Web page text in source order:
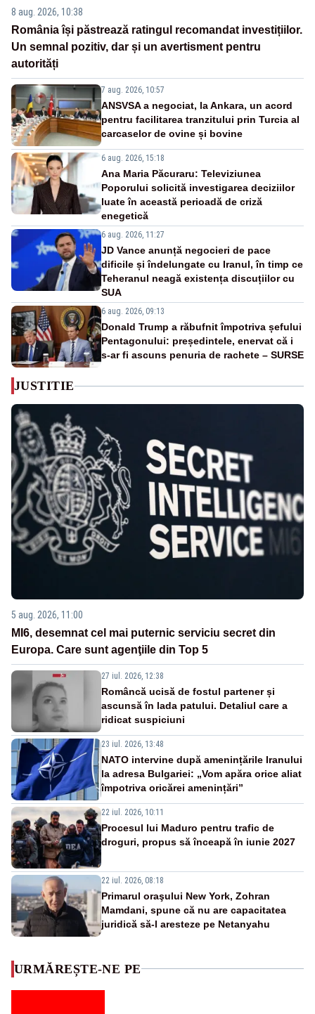
8 aug. 2026, 10:38
România își păstrează ratingul recomandat investițiilor.
Un semnal pozitiv, dar și un avertisment pentru
autorități
7 aug. 2026, 10:57
ANSVSA a negociat, la Ankara, un acord
pentru facilitarea tranzitului prin Turcia al
carcaselor de ovine și bovine
6 aug. 2026, 15:18
Ana Maria Păcuraru: Televiziunea
Poporului solicită investigarea deciziilor
luate în această perioadă de criză
enegetică
6 aug. 2026, 11:27
JD Vance anunță negocieri de pace
dificile și îndelungate cu Iranul, în timp ce
Teheranul neagă existența discuțiilor cu
SUA
6 aug. 2026, 09:13
Donald Trump a răbufnit împotriva șefului
Pentagonului: președintele, enervat că i
s-ar fi ascuns penuria de rachete – SURSE
JUSTITIE
5 aug. 2026, 11:00
MI6, desemnat cel mai puternic serviciu secret din
Europa. Care sunt agenţiile din Top 5
27 iul. 2026, 12:38
Româncă ucisă de fostul partener și
ascunsă în lada patului. Detaliul care a
ridicat suspiciuni
23 iul. 2026, 13:48
NATO intervine după amenințările Iranului
la adresa Bulgariei: „Vom apăra orice aliat
împotriva oricărei amenințări”
22 iul. 2026, 10:11
Procesul lui Maduro pentru trafic de
droguri, propus să înceapă în iunie 2027
22 iul. 2026, 08:18
Primarul oraşului New York, Zohran
Mamdani, spune că nu are capacitatea
juridică să-l aresteze pe Netanyahu
URMĂREȘTE-NE PE